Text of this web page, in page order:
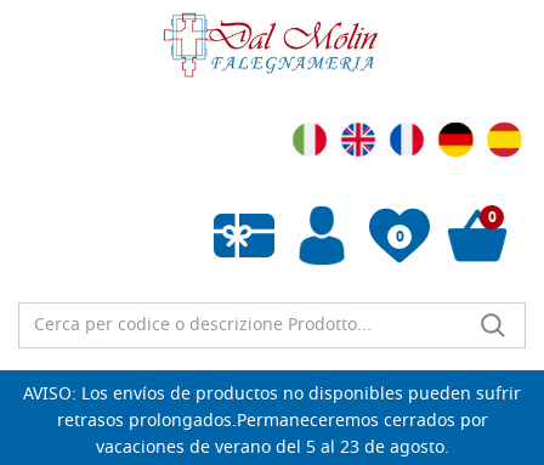
0
Lista de deseos vacía
0
AVISO: Los envíos de productos no disponibles pueden sufrir
retrasos prolongados.Permaneceremos cerrados por
vacaciones de verano del 5 al 23 de agosto.